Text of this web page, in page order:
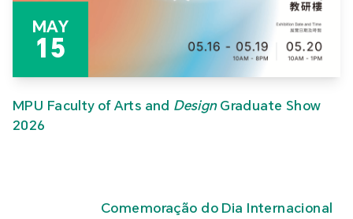
MAY
15
MPU Faculty of Arts and DesignGraduate Show
2026
Comemoração do Dia Internacional